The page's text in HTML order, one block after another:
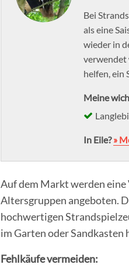
Bei
als eine
wieder in
verwendet
helfen, ein
Meine
In Eile?»
Auf dem Markt werden
Altersgruppen angeboten.
hochwertigen
im Garten oder Sandkasten
Fehlkäufe vermeiden: